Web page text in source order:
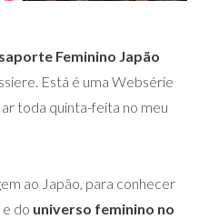
Feminino Japão
Está é uma Websérie
toda quinta-feita no meu
ao Japão, para conhecer
do universo feminino no